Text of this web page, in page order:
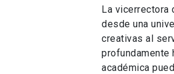
La vicerrectora
desde una
creativas al
profundamente
académica